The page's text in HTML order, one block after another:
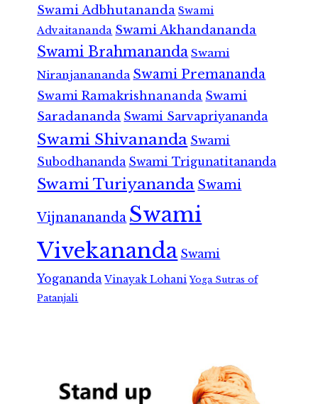
Swami Adbhutananda Swami
Advaitananda Swami Akhandananda
Swami Brahmananda Swami
Niranjanananda Swami Premananda
Swami Ramakrishnananda Swami
Saradananda Swami Sarvapriyananda
Swami Shivananda Swami
Subodhananda Swami Trigunatitananda
Swami Turiyananda Swami
Vijnanananda Swami
Vivekananda Swami
Yogananda Vinayak Lohani Yoga Sutras of
Patanjali